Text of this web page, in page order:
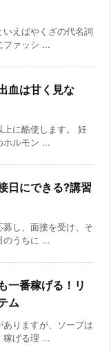
えばやくざの代名詞
ファッシ ...
血は甘く見な
上に酷使します。 妊
ホルモン ...
日にできる?講習
し、面接を受け、そ
のうちに ...
一番稼げる！リ
ム
りますが、ソープは
稼げる理 ...